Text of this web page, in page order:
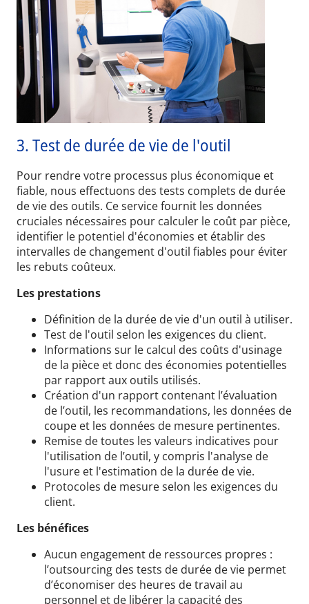
3. Test de durée de vie de l'outil
Pour rendre votre processus plus économique et
fiable, nous effectuons des tests complets de durée
de vie des outils. Ce service fournit les données
cruciales nécessaires pour calculer le coût par pièce,
identifier le potentiel d'économies et établir des
intervalles de changement d'outil fiables pour éviter
les rebuts coûteux.
Les prestations
Définition de la durée de vie d'un outil à utiliser.
Test de l'outil selon les exigences du client.
Informations sur le calcul des coûts d'usinage
de la pièce et donc des économies potentielles
par rapport aux outils utilisés.
Création d'un rapport contenant l’évaluation
de l’outil, les recommandations, les données de
coupe et les données de mesure pertinentes.
Remise de toutes les valeurs indicatives pour
l'utilisation de l’outil, y compris l'analyse de
l'usure et l'estimation de la durée de vie.
Protocoles de mesure selon les exigences du
client.
Les bénéfices
Aucun engagement de ressources propres :
l’outsourcing des tests de durée de vie permet
d’économiser des heures de travail au
personnel et de libérer la capacité des